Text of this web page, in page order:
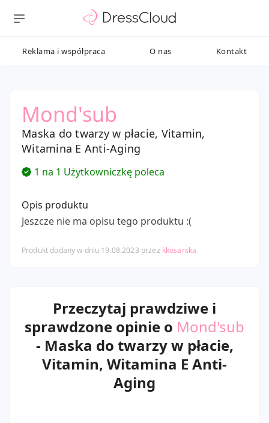
Reklama i współpraca O nas Kontakt
Mond'sub
Maska do twarzy w płacie, Vitamin,
Witamina E Anti-Aging
1 na 1 Użytkowniczkę poleca
Opis produktu
Jeszcze nie ma opisu tego produktu :(
Produkt dodany w dniu 19.08.2023 przez kkosarska
Przeczytaj prawdziwe i
sprawdzone opinie o Mond'sub
- Maska do twarzy w płacie,
Vitamin, Witamina E Anti-
Aging